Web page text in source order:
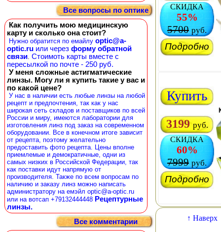
Все вопросы по оптике
Как получить мою медицинскую
карту и сколько она стоит?
Нужно обратится по емайлу optic@a-
optic.ru или через форму обратной
связи. Стоимоть карты вместе с
пересылкой по почте - 250 руб.
У меня сложные астигматические
линзы. Могу ли я купить такие у вас и
по какой цене?
У нас в наличии есть любые линзы на любой
рецепт и предпочтения, так как у нас
широкая сеть складов и поставщиков по всей
России и миру, имеются лаборатории для
изготовления линз под заказ на современном
оборудовании. Все в конечном итоге зависит
от рецепта, поэтому желательно
предоставить фото рецепта. Цены вполне
приемлемые и демократичные, одни из
самых низких в Российской Федерации, так
как поставки идут напрямую от
производителя. Также по всем вопросам по
наличию и заказу линз можно написать
администратору на емэйл optic@a-optic.ru
или на вотсап +79132444448 Рецептурные
линзы.
Все комментарии
СКИДКА
55%
5700 руб.
Подробно
Купить
3199 руб.
СКИДКА
60%
7999 руб.
Подробно
↑ Наверх